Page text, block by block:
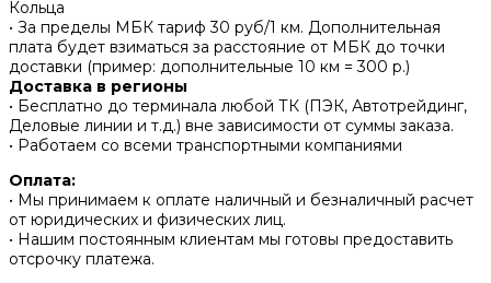
Кольца
• За пределы МБК тариф 30 руб/1 км. Дополнительная
плата будет взиматься за расстояние от МБК до точки
доставки (пример: дополнительные 10 км = 300 р.)
Доставка в регионы
• Бесплатно до терминала любой ТК (ПЭК, Автотрейдинг,
Деловые линии и т.д.) вне зависимости от суммы заказа.
• Работаем со всеми транспортными компаниями
Оплата:
• Мы принимаем к оплате наличный и безналичный расчет
от юридических и физических лиц.
• Нашим постоянным клиентам мы готовы предоставить
отсрочку платежа.